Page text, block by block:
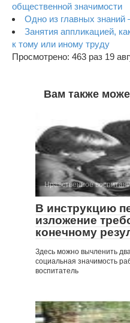
общественной значимости
Одно из главных
Занятия аппликацией,
к тому или иному труду
Просмотрено: 463 раз 19
Вам также
Нравственное
В инструкцию
изложение
конечному
Здесь можно вычленить
социальная значимость
воспитатель